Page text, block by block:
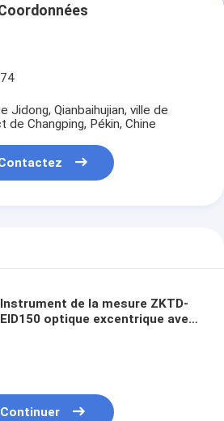
Jidong, Qianbaihujian, ville de
de Changping, Pékin, Chine
Instrument de la mesure ZKTD-
EID150 optique excentrique avec
Continuer